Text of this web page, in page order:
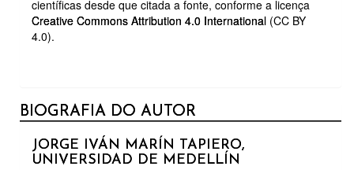
científicas desde que citada a fonte, conforme a licença
Creative Commons Attribution 4.0 International (CC BY
4.0).
BIOGRAFIA DO AUTOR
JORGE IVÁN MARÍN TAPIERO,
UNIVERSIDAD DE MEDELLÍN